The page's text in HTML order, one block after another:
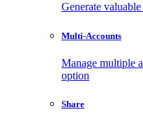
Generate
Multi-Accounts
Manage multiple
option
Share